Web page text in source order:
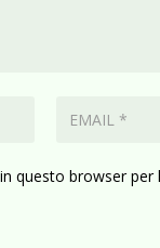
questo browser